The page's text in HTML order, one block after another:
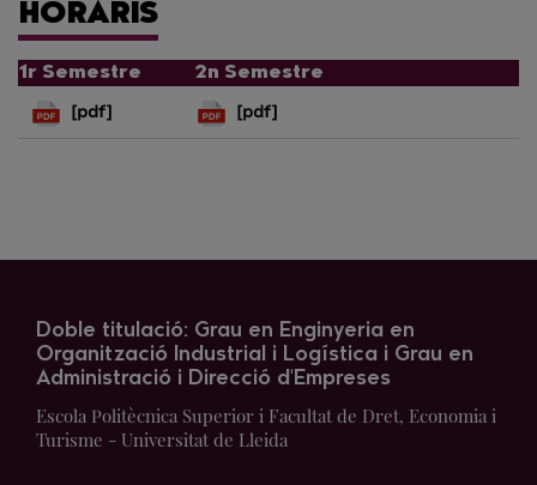
HORARIS
1r Semestre 2n Semestre
[pdf] [pdf]
Doble titulació: Grau en Enginyeria en
Organització Industrial i Logística i Grau en
Administració i Direcció d'Empreses
Escola Politècnica Superior i Facultat de Dret, Economia i
Turisme - Universitat de Lleida